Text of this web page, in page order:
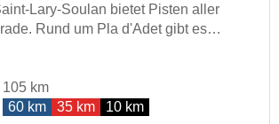
Lary-Soulan bietet Pisten aller
Rund um Pla d'Adet gibt es…
105 km
60 km
35 km 10 km